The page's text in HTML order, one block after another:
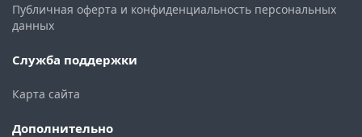
Публичная оферта и конфиденциальность персональных
данных
Служба поддержки
Карта сайта
Дополнительно